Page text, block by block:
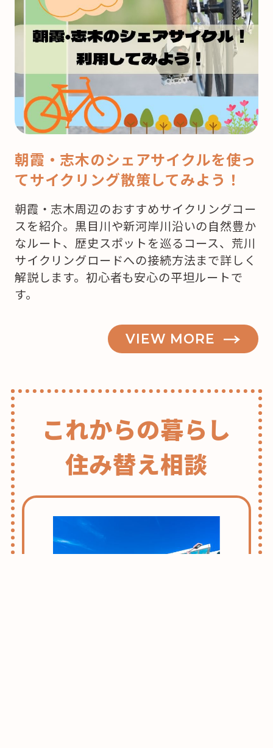
ク
マ
ス！
ど
こ
ケ
ー
を
買
お
う
か
な？”
朝霞・志木のシェアサイクルを使っ
てサイクリング散策してみよう！
朝霞・志木周辺のおすすめサイクリングコー
スを紹介。黒目川や新河岸川沿いの自然豊か
なルート、歴史スポットを巡るコース、荒川
サイクリングロードへの接続方法まで詳しく
解説します。初心者も安心の平坦ルートで
す。
VIEW MORE
これからの暮らし
住み替え相談